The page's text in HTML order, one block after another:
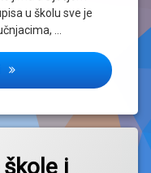
u školu sve je
…
Odgoda upisa u školu –
i